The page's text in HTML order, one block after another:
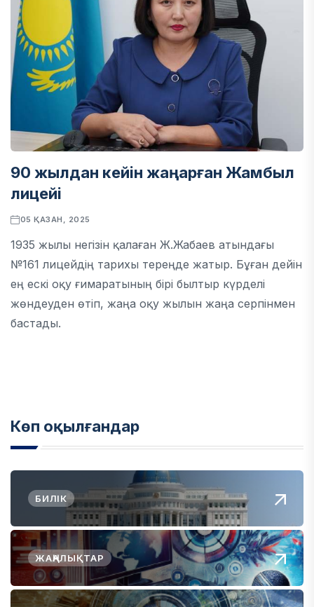
90 жылдан кейін жаңарған Жамбыл
лицейі
05 ҚАЗАН, 2025
1935 жылы негізін қалаған Ж.Жабаев атындағы
№161 лицейдің тарихы тереңде жатыр. Бұған дейін
ең ескі оқу ғимаратының бірі былтыр күрделі
жөндеуден өтіп, жаңа оқу жылын жаңа серпінмен
бастады.
Көп оқылғандар
БИЛІК
ЖАҢАЛЫҚТАР